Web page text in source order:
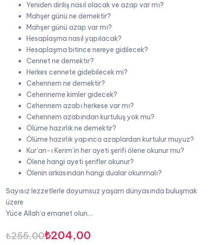
Yeniden diriliş nasıl olacak ve azap var mı?
Mahşer günü ne demektir?
Mahşer günü azap var mı?
Hesaplaşma nasıl yapılacak?
Hesaplaşma bitince nereye gidilecek?
Cennet ne demektir?
Herkes cennete gidebilecek mi?
Cehennem ne demektir?
Cehenneme kimler gidecek?
Cehennem azabı herkese var mı?
Cehennem azabından kurtuluş yok mu?
Ölüme hazırlık ne demektir?
Ölüme hazırlık yapınca azaplardan kurtulur muyuz?
Kur’an-ı Kerim’in her ayeti şerifi ölene okunur mu?
Ölene hangi ayeti şerifler okunur?
Ölenin arkasından hangi dualar okunmalı?
Sayısız lezzetlerle doyumsuz yaşam dünyasında buluşmak
üzere
Yüce Allah’a emanet olun…
₺255,00
Orijinal₺204,00
Şu